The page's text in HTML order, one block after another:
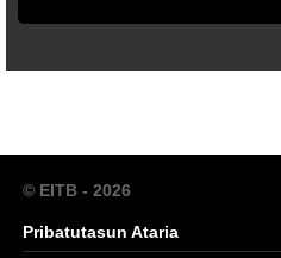
© EITB - 2026
Pribatutasun Ataria